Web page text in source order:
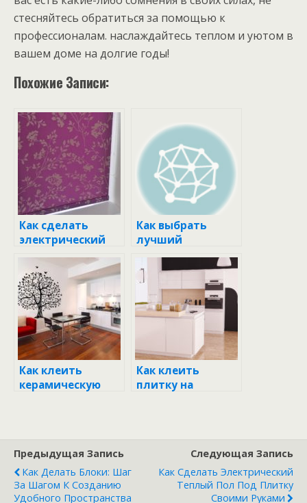
стесняйтесь обратиться за помощью к
профессионалам. наслаждайтесь теплом и уютом в
вашем доме на долгие годы!
Похожие Записи:
Как сделать
электрический
теплый пол под
плитку своими
руками
Как выбрать
лучший
электрический
тёплый пол под
плитку
Как клеить
керамическую
Как клеить
плитку на
результата
Предыдущая Запись
Как Делать Блоки: Шаг
За Шагом К Созданию
Удобного Пространства
Следующая Запись
Как Сделать Электрический
Теплый Пол Под Плитку
Своими Руками